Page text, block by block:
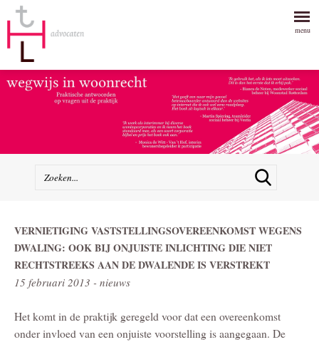
menu
VERNIETIGING VASTSTELLINGSOVEREENKOMST WEGENS
DWALING: OOK BIJ ONJUISTE INLICHTING DIE NIET
RECHTSTREEKS AAN DE DWALENDE IS VERSTREKT
15 februari 2013 - nieuws
Het komt in de praktijk geregeld voor dat een overeenkomst
onder invloed van een onjuiste voorstelling is aangegaan. De